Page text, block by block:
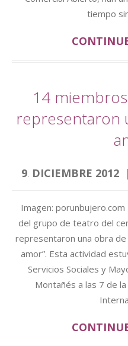
tiempo
14
representaron
9. DICIEMBRE 2012
Imagen:
del grupo de teatro del
representaron una obra
amor”. Esta actividad
Servicios Sociales y
Montañés a las 7 de